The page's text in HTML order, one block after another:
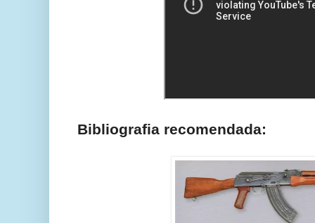
Bibliografia recomendada: